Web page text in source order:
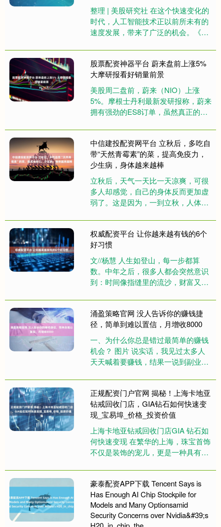
整理 | 美股研究社 在这个快速变化的
时代，人工智能技术正以前所未有的
速度发展，带来了广泛的机会。《AI
念股公司和市场趋势，为....
股票配资神器平台 蔚来盘前上涨5%
大摩研报看好销量前景
美股周二盘前，蔚来（NIO）上涨
5%。摩根士丹利最新发研报称，蔚来
拥有强劲的ES8订单，虽然真正的需
支持市场信心，预示着从10月....
中信建投配资网平台 立秋后，多吃自
带“天然青霉素”的菜，提高免疫力，
少生病，身体越来越棒
立秋后，天气一天比一天凉爽，可很
多人却感觉，自己的身体反而更加虚
弱了。这是因为，一到立秋，人体免
感冒、咳嗽“找上门”，嗓子干痒、....
权威配资平台 让你越来越有钱的6个
好习惯
文//杨慧 人生如登山，每一步都算
数。中年之后，很多人都会突然意识
到：时间像指缝里的流沙，财富又像
其实，财富不是洪水猛兽，也不....
涌盈策略官网 没人告诉你的赚钱捷
径，简单到难以置信，月增收8000
一、为什么你总是错过最简单的赚钱
机会？ 图片 说实话，我见过太多人
天天喊着要赚钱，结果一说到副业就
就藏在那些你看不上眼的小事里。....
正规配资门户官网 揭秘！上海卡地亚
钻戒回收门店，GIA钻石如何快速变
现_宝易埠_价格_投资价值
上海卡地亚钻戒回收门店GIA 钻石如
何快速变现 在繁华的上海，珠宝首饰
不仅是装饰的宠儿，更是一种具有潜
卡地亚钻戒或 GIA 钻石....
豪泰配资APP下载 Tencent Says is
Has Enough AI Chip Stockpile for
Models and Many Optionsamid
Security Concerns over Nvidia&#39;s